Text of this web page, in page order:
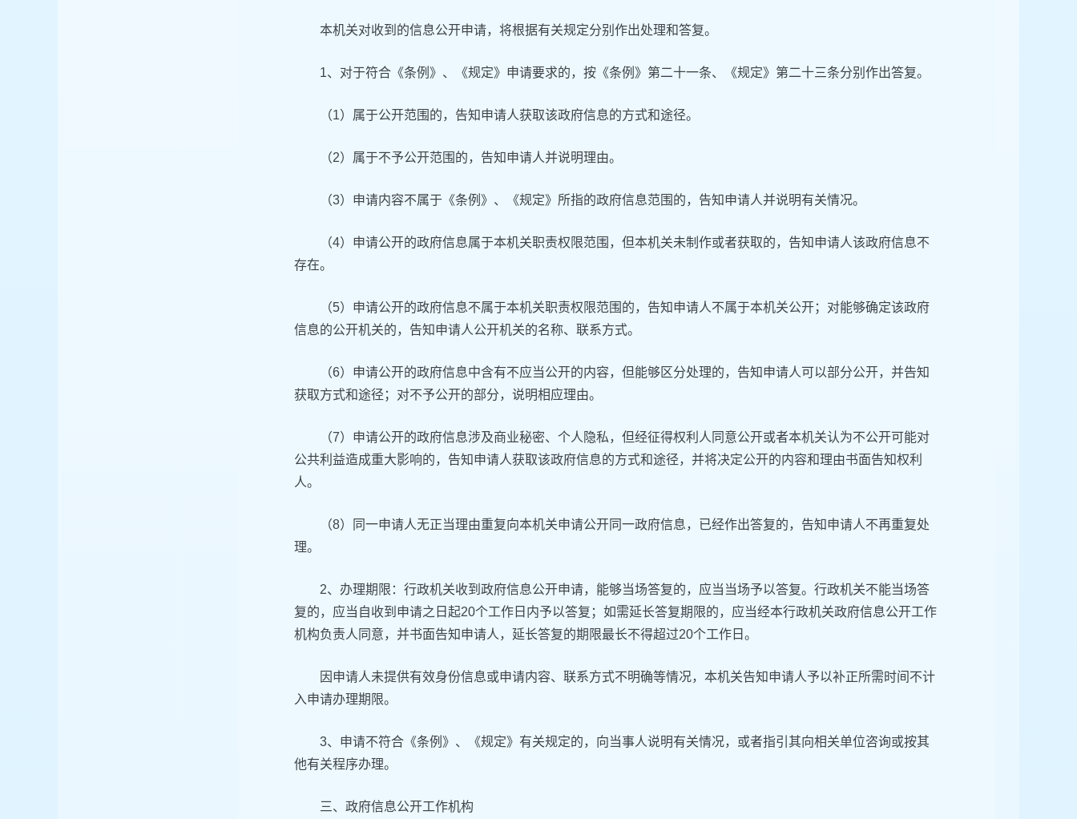
本机关对收到的信息公开申请，将根据有关规定分别作出处理和答复。
1、对于符合《条例》、《规定》申请要求的，按《条例》第二十一条、《规定》第二十三条分别作出答复。
（1）属于公开范围的，告知申请人获取该政府信息的方式和途径。
（2）属于不予公开范围的，告知申请人并说明理由。
（3）申请内容不属于《条例》、《规定》所指的政府信息范围的，告知申请人并说明有关情况。
（4）申请公开的政府信息属于本机关职责权限范围，但本机关未制作或者获取的，告知申请人该政府信息不
存在。
（5）申请公开的政府信息不属于本机关职责权限范围的，告知申请人不属于本机关公开；对能够确定该政府
信息的公开机关的，告知申请人公开机关的名称、联系方式。
（6）申请公开的政府信息中含有不应当公开的内容，但能够区分处理的，告知申请人可以部分公开，并告知
获取方式和途径；对不予公开的部分，说明相应理由。
（7）申请公开的政府信息涉及商业秘密、个人隐私，但经征得权利人同意公开或者本机关认为不公开可能对
公共利益造成重大影响的，告知申请人获取该政府信息的方式和途径，并将决定公开的内容和理由书面告知权利
人。
（8）同一申请人无正当理由重复向本机关申请公开同一政府信息，已经作出答复的，告知申请人不再重复处
理。
2、办理期限：行政机关收到政府信息公开申请，能够当场答复的，应当当场予以答复。行政机关不能当场答
复的，应当自收到申请之日起20个工作日内予以答复；如需延长答复期限的，应当经本行政机关政府信息公开工作
机构负责人同意，并书面告知申请人，延长答复的期限最长不得超过20个工作日。
因申请人未提供有效身份信息或申请内容、联系方式不明确等情况，本机关告知申请人予以补正所需时间不计
入申请办理期限。
3、申请不符合《条例》、《规定》有关规定的，向当事人说明有关情况，或者指引其向相关单位咨询或按其
他有关程序办理。
三、政府信息公开工作机构